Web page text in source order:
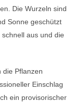
Die Wurzeln sind
Sonne geschützt
aus und die
die Pflanzen
Einschlag
ein provisorischer